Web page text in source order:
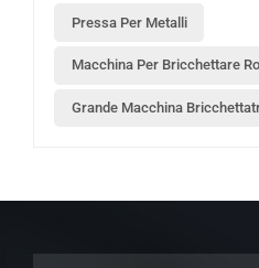
Pressa Per Metalli
Macchina Per Bricchettare
Grande Macchina